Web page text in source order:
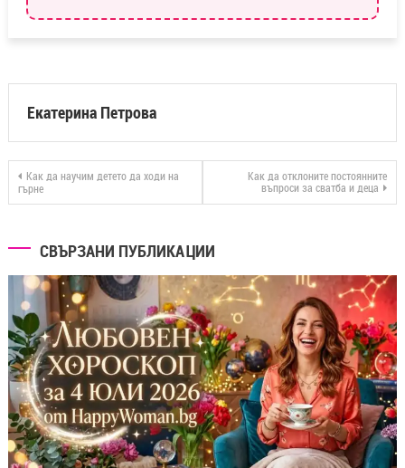
Екатерина Петрова
Как да научим детето да ходи на
гърне
Как да отклоните постоянните
въпроси за сватба и деца
СВЪРЗАНИ ПУБЛИКАЦИИ